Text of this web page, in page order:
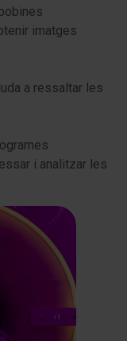
imatges
a ressaltar les
i analitzar les